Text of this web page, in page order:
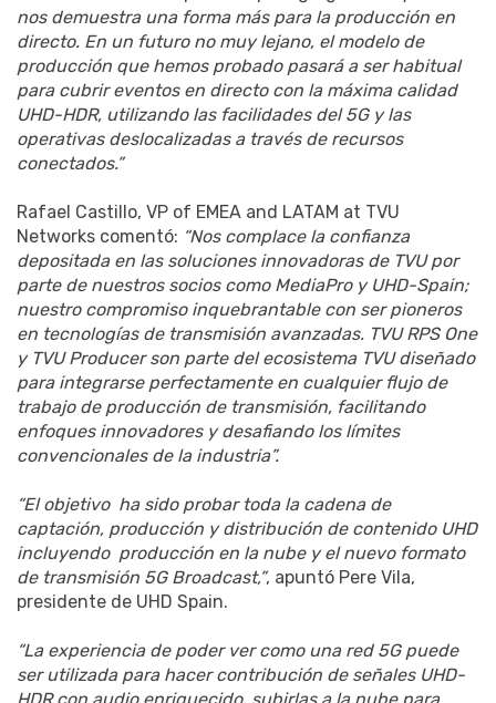
nos demuestra una forma más para la producción en
directo. En un futuro no muy lejano, el modelo de
producción que hemos probado pasará a ser habitual
para cubrir eventos en directo con la máxima calidad
UHD-HDR, utilizando las facilidades del 5G y las
operativas deslocalizadas a través de recursos
conectados.”
Rafael Castillo, VP of EMEA and LATAM at TVU
Networks comentó: “Nos complace la confianza
depositada en las soluciones innovadoras de TVU por
parte de nuestros socios como MediaPro y UHD-Spain;
nuestro compromiso inquebrantable con ser pioneros
en tecnologías de transmisión avanzadas. TVU RPS One
y TVU Producer son parte del ecosistema TVU diseñado
para integrarse perfectamente en cualquier flujo de
trabajo de producción de transmisión, facilitando
enfoques innovadores y desafiando los límites
convencionales de la industria”.
“El objetivo ha sido probar toda la cadena de
captación, producción y distribución de contenido UHD
incluyendo producción en la nube y el nuevo formato
de transmisión 5G Broadcast,”, apuntó Pere Vila,
presidente de UHD Spain.
“La experiencia de poder ver como una red 5G puede
ser utilizada para hacer contribución de señales UHD-